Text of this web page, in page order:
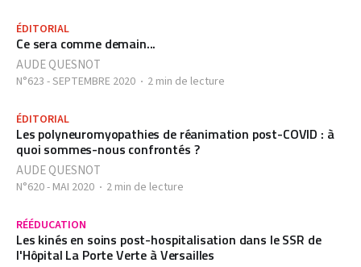
ÉDITORIAL
Ce sera comme demain...
AUDE QUESNOT
N°623 - SEPTEMBRE 2020 2 min de lecture
ÉDITORIAL
Les polyneuromyopathies de réanimation post-COVID : à
quoi sommes-nous confrontés ?
AUDE QUESNOT
N°620 - MAI 2020 2 min de lecture
RÉÉDUCATION
Les kinés en soins post-hospitalisation dans le SSR de
l'Hôpital La Porte Verte à Versailles